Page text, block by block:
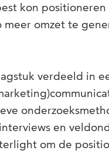
kon
omzet te
verdeeld in
en
om de